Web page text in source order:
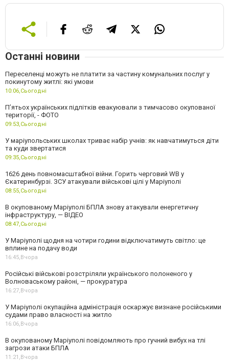
Останні новини
Переселенці можуть не платити за частину комунальних послуг у
покинутому житлі: які умови
10:06,Сьогодні
П’ятьох українських підлітків евакуювали з тимчасово окупованої
території, - ФОТО
09:53,Сьогодні
У маріупольських школах триває набір учнів: як навчатимуться діти
та куди звертатися
09:35,Сьогодні
1626 день повномасштабної війни. Горить черговий WB у
Єкатеринбурзі. ЗСУ атакували військові цілі у Маріуполі
08:55,Сьогодні
В окупованому Маріуполі БПЛА знову атакували енергетичну
інфраструктуру, — ВІДЕО
08:47,Сьогодні
У Маріуполі щодня на чотири години відключатимуть світло: це
вплине на подачу води
16:45,Вчора
Російські військові розстріляли українського полоненого у
Волноваському районі, — прокуратура
16:27,Вчора
У Маріуполі окупаційна адміністрація оскаржує визнане російськими
судами право власності на житло
16:06,Вчора
В окупованому Маріуполі повідомляють про гучний вибух на тлі
загрози атаки БПЛА
11:21,Вчора